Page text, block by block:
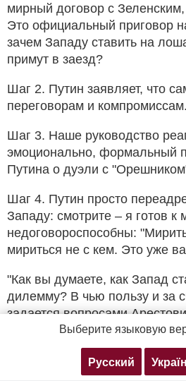
мирный договор с
Это официальный приговор
зачем Западу ставить на
примут в заезд?
Шаг 2. Путин заявляет, что
переговорам и компромиссам.
Шаг 3. Наше руководство
эмоционально, формальный
Путина о дуэли с
Шаг 4. Путин просто
Западу: смотрите – я готов к
недоговороспособны:
мириться не с кем. Это уже
"Как вы думаете, как Запад
дилемму? В чью пользу и за
задается вопросами
трактуют мат Зеленского.
Продолжая просмотр, вы
политикой
Согласен
Выберите языковую
Русский